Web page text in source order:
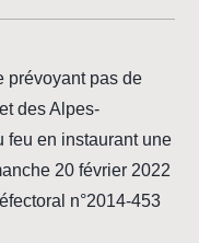
prévoyant pas de
des Alpes-
feu en instaurant une
20 février 2022
n°2014-453